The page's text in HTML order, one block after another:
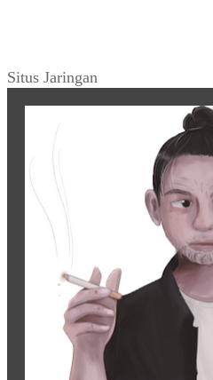
Situs Jaringan